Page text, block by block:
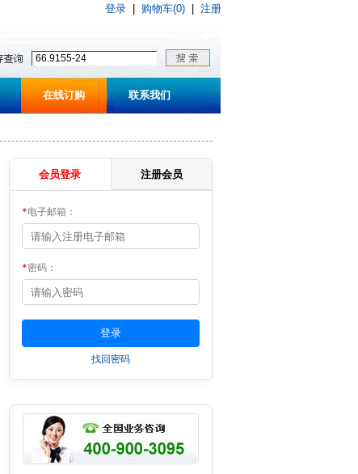
登录 购物车(0) 注册
在线订购 联系我们
会员登录 注册会员
*电子邮箱：
*密码：
找回密码